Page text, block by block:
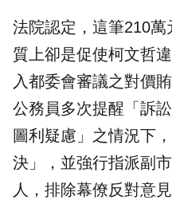
法院認定，這筆210
質上卻是促使柯文哲
入都委會審議之對價
公務員多次提醒「訴
圖利疑慮」之情況下
決」，並強行指派副
人，排除幕僚反對意見